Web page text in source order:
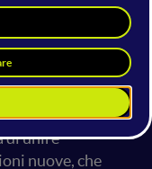
progettati,
al tempo,
La creatività,
di unire
nuove, che